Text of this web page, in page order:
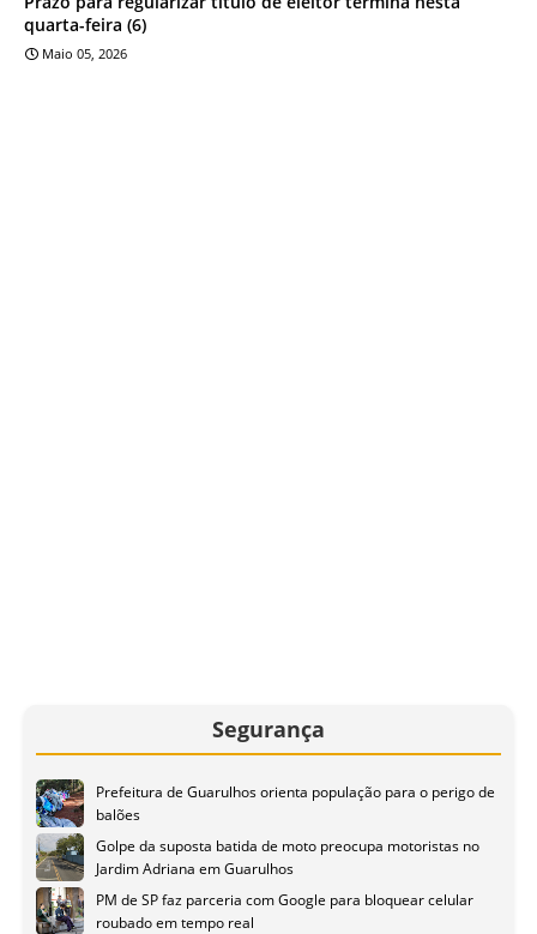
quarta-feira (6)
Maio 05, 2026
Segurança
Prefeitura de Guarulhos orienta população para o perigo de
balões
Golpe da suposta batida de moto preocupa motoristas no
Jardim Adriana em Guarulhos
PM de SP faz parceria com Google para bloquear celular
roubado em tempo real